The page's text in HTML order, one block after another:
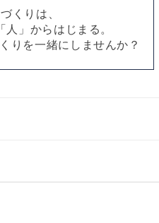
くりは、
」からはじまる。
りを一緒にしませんか？